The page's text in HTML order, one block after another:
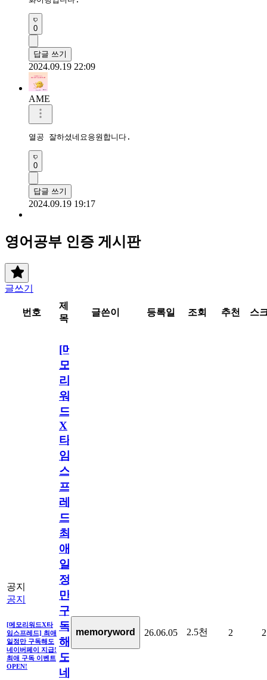
0
답글 쓰기
2024.09.19 22:09
AME
열공 잘하셨네요응원합니다.
0
답글 쓰기
2024.09.19 19:17
영어공부 인증 게시판
글쓰기
번호
제
목
글쓴이 등록일 조회 추천 스
공지
공지
[메모리워드X타
임스프레드] 최애
일정만 구독해도
네이버페이 지급!
최애 구독 이벤트
OPEN!
[메
모
리
워
드
X
타
임
스
프
레
드]
최
애
일
정
만
구
독
해
도
네
memoryword 26.06.05 2.5천 2 2